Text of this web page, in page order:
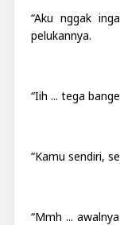
“Aku nggak
pelukannya.
“Iih ... tega
“Kamu sendiri,
“Mmh ...